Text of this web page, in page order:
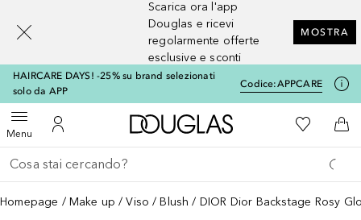
Scarica ora l'app
Douglas e ricevi
regolarmente offerte
esclusive e sconti
MOSTRA
HAIRCARE DAYS! -25% su brand selezionati
solo da APP
Codice:APPCARE
MenuApri menuAl Mio Account
A Douglas HomeAlla Mia
Al
Torna indietro
Esegui ricerca
Homepage Make up Viso Blush DIOR Dior Backstage Rosy
[navigation.slideout.screenreader]